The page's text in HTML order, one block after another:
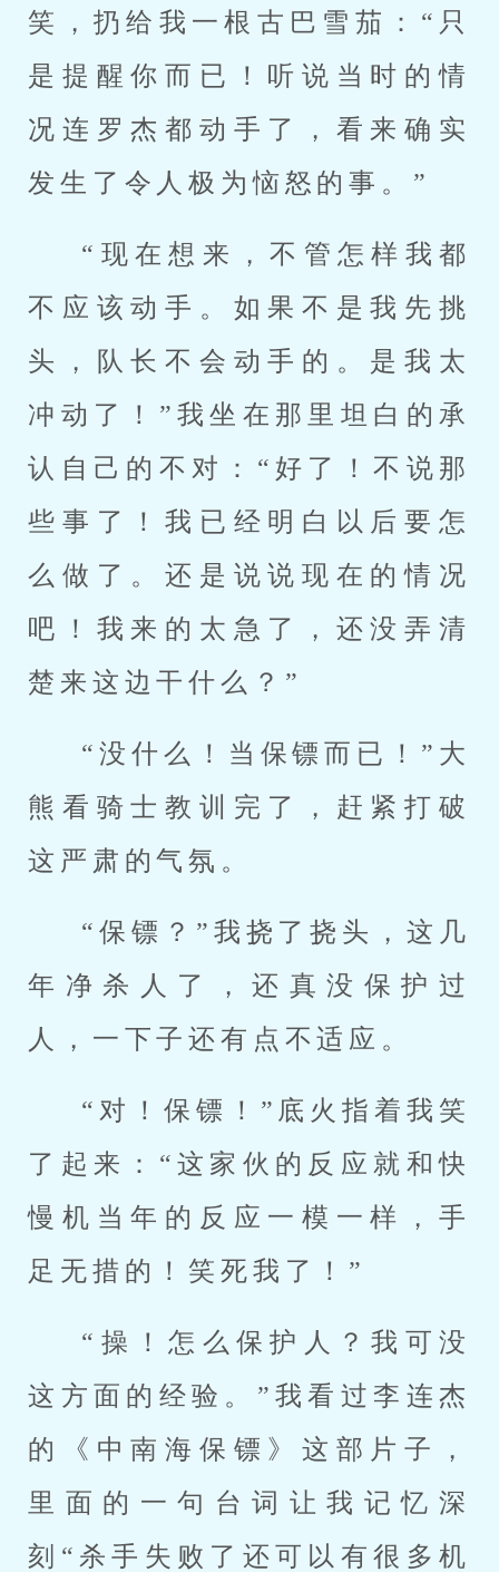
笑，扔给我一根古巴雪茄：“只
是提醒你而已！听说当时的情
况连罗杰都动手了，看来确实
发生了令人极为恼怒的事。”
“现在想来，不管怎样我都
不应该动手。如果不是我先挑
头，队长不会动手的。是我太
冲动了！”我坐在那里坦白的承
认自己的不对：“好了！不说那
些事了！我已经明白以后要怎
么做了。还是说说现在的情况
吧！我来的太急了，还没弄清
楚来这边干什么？”
“没什么！当保镖而已！”大
熊看骑士教训完了，赶紧打破
这严肃的气氛。
“保镖？”我挠了挠头，这几
年净杀人了，还真没保护过
人，一下子还有点不适应。
“对！保镖！”底火指着我笑
了起来：“这家伙的反应就和快
慢机当年的反应一模一样，手
足无措的！笑死我了！”
“操！怎么保护人？我可没
这方面的经验。”我看过李连杰
的《中南海保镖》这部片子，
里面的一句台词让我记忆深
刻“杀手失败了还可以有很多机